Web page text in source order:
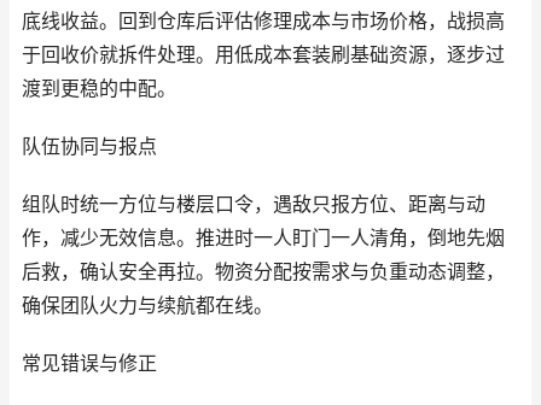
底线收益。回到仓库后评估修理成本与市场价格，战损高
于回收价就拆件处理。用低成本套装刷基础资源，逐步过
渡到更稳的中配。
队伍协同与报点
组队时统一方位与楼层口令，遇敌只报方位、距离与动
作，减少无效信息。推进时一人盯门一人清角，倒地先烟
后救，确认安全再拉。物资分配按需求与负重动态调整，
确保团队火力与续航都在线。
常见错误与修正